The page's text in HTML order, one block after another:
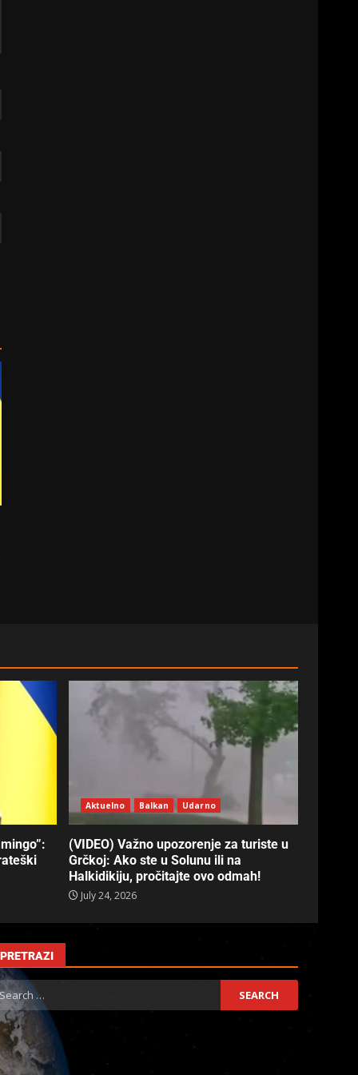
Aktuelno Balkan Udarno
(VIDEO) Važno upozorenje za turiste u
Grčkoj: Ako ste u Solunu ili na
Halkidikiju, pročitajte ovo odmah!
July 24, 2026
PRETRAZI